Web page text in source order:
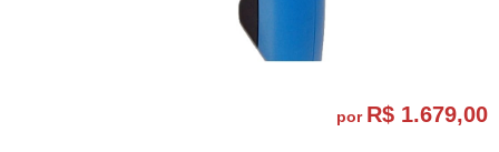
por R$ 1.679,00